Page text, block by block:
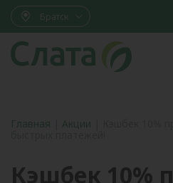
Братск
Главная Акции
Кэшбек 10%